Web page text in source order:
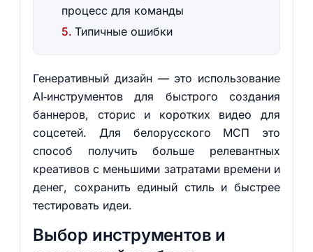
процесс для команды
Типичные ошибки
Генеративный дизайн — это использование
AI‑инструментов для быстрого создания
баннеров, сторис и коротких видео для
соцсетей. Для белорусского МСП это
способ получить больше релевантных
креативов с меньшими затратами времени и
денег, сохранить единый стиль и быстрее
тестировать идеи.
Выбор инструментов и